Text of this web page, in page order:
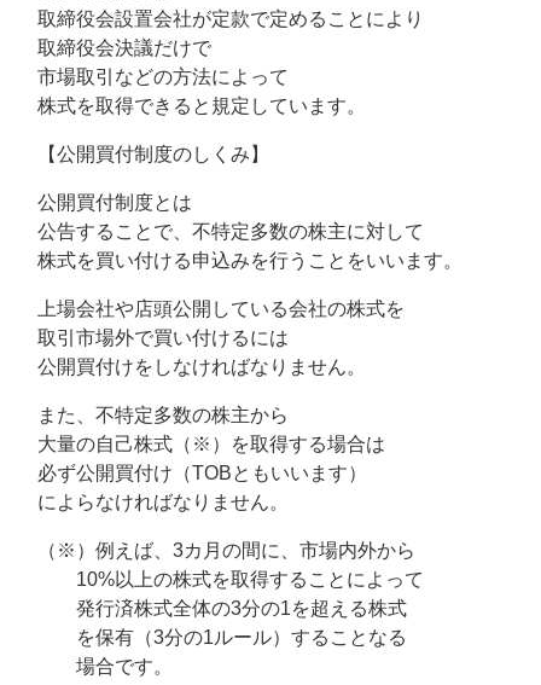
取締役会設置会社が定款で定めることにより
取締役会決議だけで
市場取引などの方法によって
株式を取得できると規定しています。
【公開買付制度のしくみ】
公開買付制度とは
公告することで、不特定多数の株主に対して
株式を買い付ける申込みを行うことをいいます。
上場会社や店頭公開している会社の株式を
取引市場外で買い付けるには
公開買付けをしなければなりません。
また、不特定多数の株主から
大量の自己株式（※）を取得する場合は
必ず公開買付け（TOBともいいます）
によらなければなりません。
（※）例えば、3カ月の間に、市場内外から
10%以上の株式を取得することによって
発行済株式全体の3分の1を超える株式
を保有（3分の1ルール）することなる
場合です。